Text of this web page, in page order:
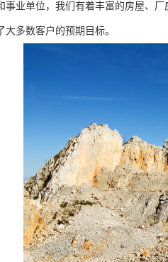
事业单位，我们有着丰富的房屋、
大多数客户的预期目标。